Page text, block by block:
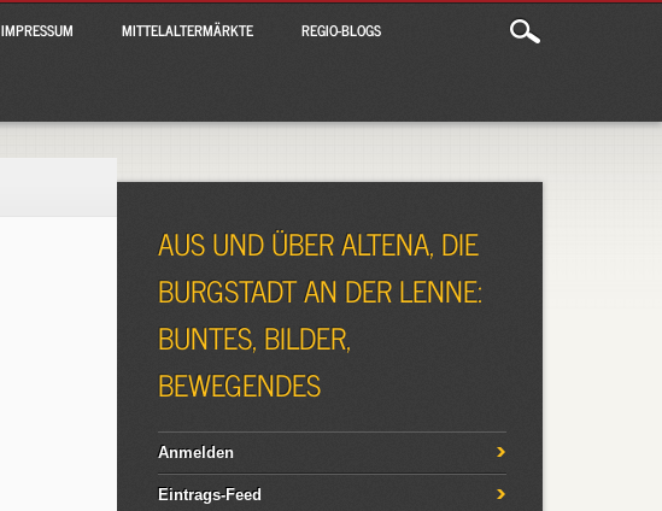
IMPRESSUM MITTELALTERMÄRKTE REGIO-BLOGS
AUS UND ÜBER ALTENA, DIE
BURGSTADT AN DER LENNE:
BUNTES, BILDER,
BEWEGENDES
Anmelden
Eintrags-Feed